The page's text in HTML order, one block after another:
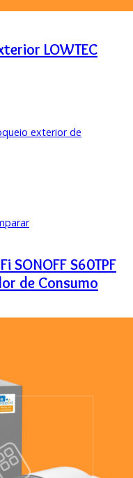
LOWTEC
exterior de
SONOFF S60TPF
de Consumo